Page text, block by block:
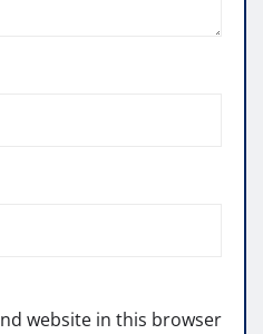
website in this browser